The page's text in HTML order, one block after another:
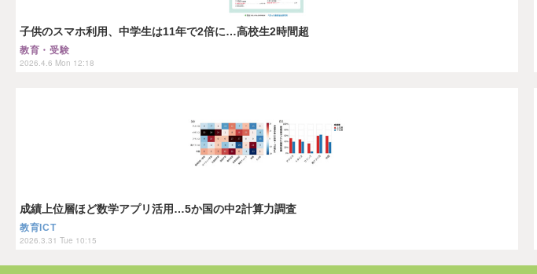
子供のスマホ利用、中学生は11年で2倍に…高校生2時間超
教育・受験
2026.4.6 Mon 12:18
成績上位層ほど数学アプリ活用…5か国の中2計算力調査
教育ICT
2026.3.31 Tue 10:15